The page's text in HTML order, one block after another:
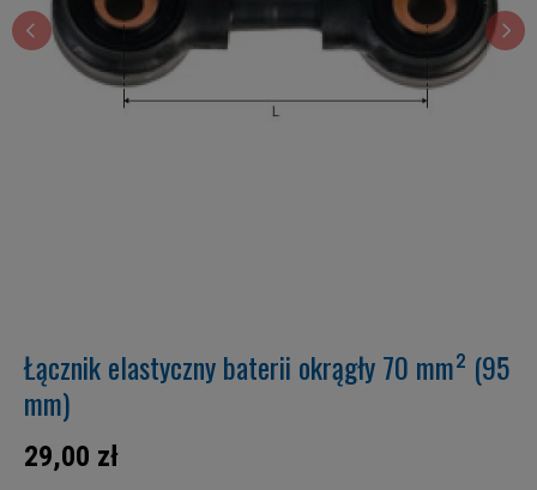
Łącznik elastyczny baterii okrągły 70 mm² (95
mm)
29,00 zł